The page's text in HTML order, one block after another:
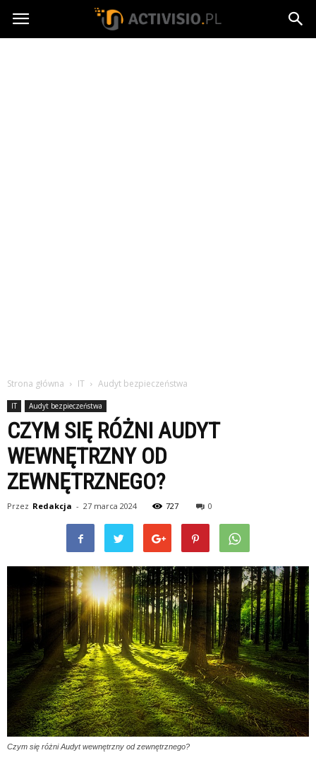
Activisio.pl
Strona główna IT Audyt bezpieczeństwa
IT Audyt bezpieczeństwa
CZYM SIĘ RÓŻNI AUDYT
WEWNĘTRZNY OD
ZEWNĘTRZNEGO?
Przez Redakcja - 27 marca 2024 727 0
Czym się różni Audyt wewnętrzny od zewnętrznego?